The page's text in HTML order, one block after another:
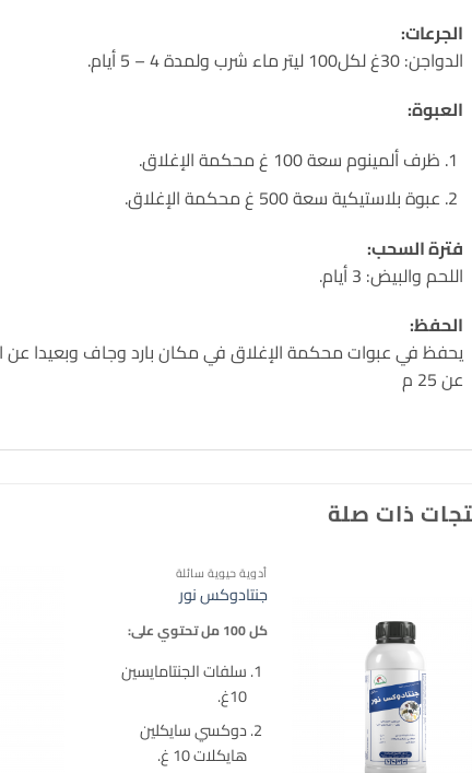
الجرعات:
الدواجن: 30غ لكل100 ليتر ماء شرب ولمدة 4 – 5 أيام.
العبوة:
ظرف ألمينوم سعة 100 غ محكمة الإغلاق.
عبوة بلاستيكية سعة 500 غ محكمة الإغلاق.
فترة السحب:
اللحم والبيض: 3 أيام.
الحفظ:
يحفظ في عبوات محكمة الإغلاق في مكان بارد وجاف وبعيدا عن
عن 25 م
ذات صلة
أدوية حيوية سائلة
جنتادوكس نور
كل 100 مل تحتوي على:
سلفات الجنتامايسين
10غ.
دوكسي سايكلين
هايكلات 10 غ.